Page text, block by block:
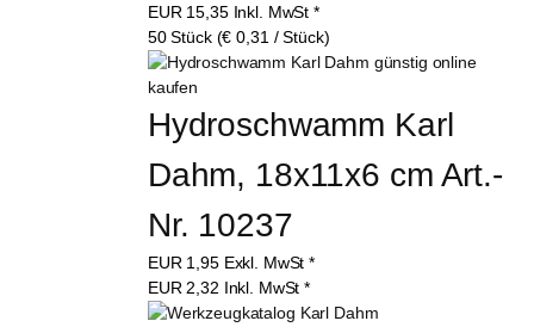
EUR 15,35 Inkl. MwSt *
50 Stück (€ 0,31 / Stück)
Hydroschwamm Karl
Dahm, 18x11x6 cm Art.-
Nr. 10237
EUR 1,95 Exkl. MwSt *
EUR2,32 Inkl. MwSt *